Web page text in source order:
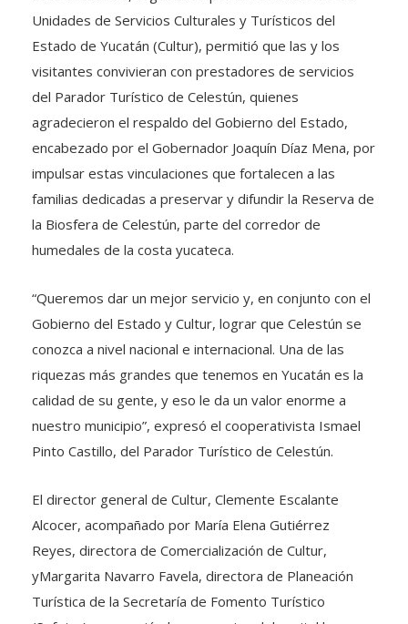
Unidades de Servicios Culturales y Turísticos del
Estado de Yucatán (Cultur), permitió que las y los
visitantes convivieran con prestadores de servicios
del Parador Turístico de Celestún, quienes
agradecieron el respaldo del Gobierno del Estado,
encabezado por el Gobernador Joaquín Díaz Mena, por
impulsar estas vinculaciones que fortalecen a las
familias dedicadas a preservar y difundir la Reserva de
la Biosfera de Celestún, parte del corredor de
humedales de la costa yucateca.
“Queremos dar un mejor servicio y, en conjunto con el
Gobierno del Estado y Cultur, lograr que Celestún se
conozca a nivel nacional e internacional. Una de las
riquezas más grandes que tenemos en Yucatán es la
calidad de su gente, y eso le da un valor enorme a
nuestro municipio”, expresó el cooperativista Ismael
Pinto Castillo, del Parador Turístico de Celestún.
El director general de Cultur, Clemente Escalante
Alcocer, acompañado por María Elena Gutiérrez
Reyes, directora de Comercialización de Cultur,
yMargarita Navarro Favela, directora de Planeación
Turística de la Secretaría de Fomento Turístico